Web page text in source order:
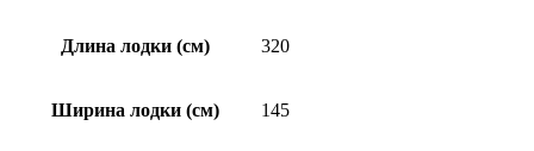
Длина лодки (см) 320
Ширина лодки (см) 145